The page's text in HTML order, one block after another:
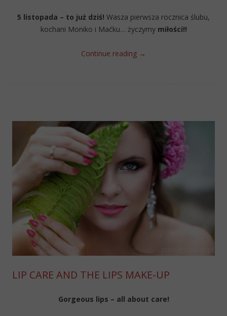
5 listopada – to już dziś! Wasza pierwsza rocznica ślubu,
kochani Moniko i Maćku… życzymy miłości!!
Continue reading →
LIP CARE AND THE LIPS MAKE-UP
Gorgeous lips – all about care!